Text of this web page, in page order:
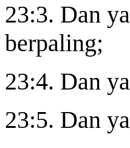
23:3. Dan
berpaling;
23:4. Dan
23:5. Dan